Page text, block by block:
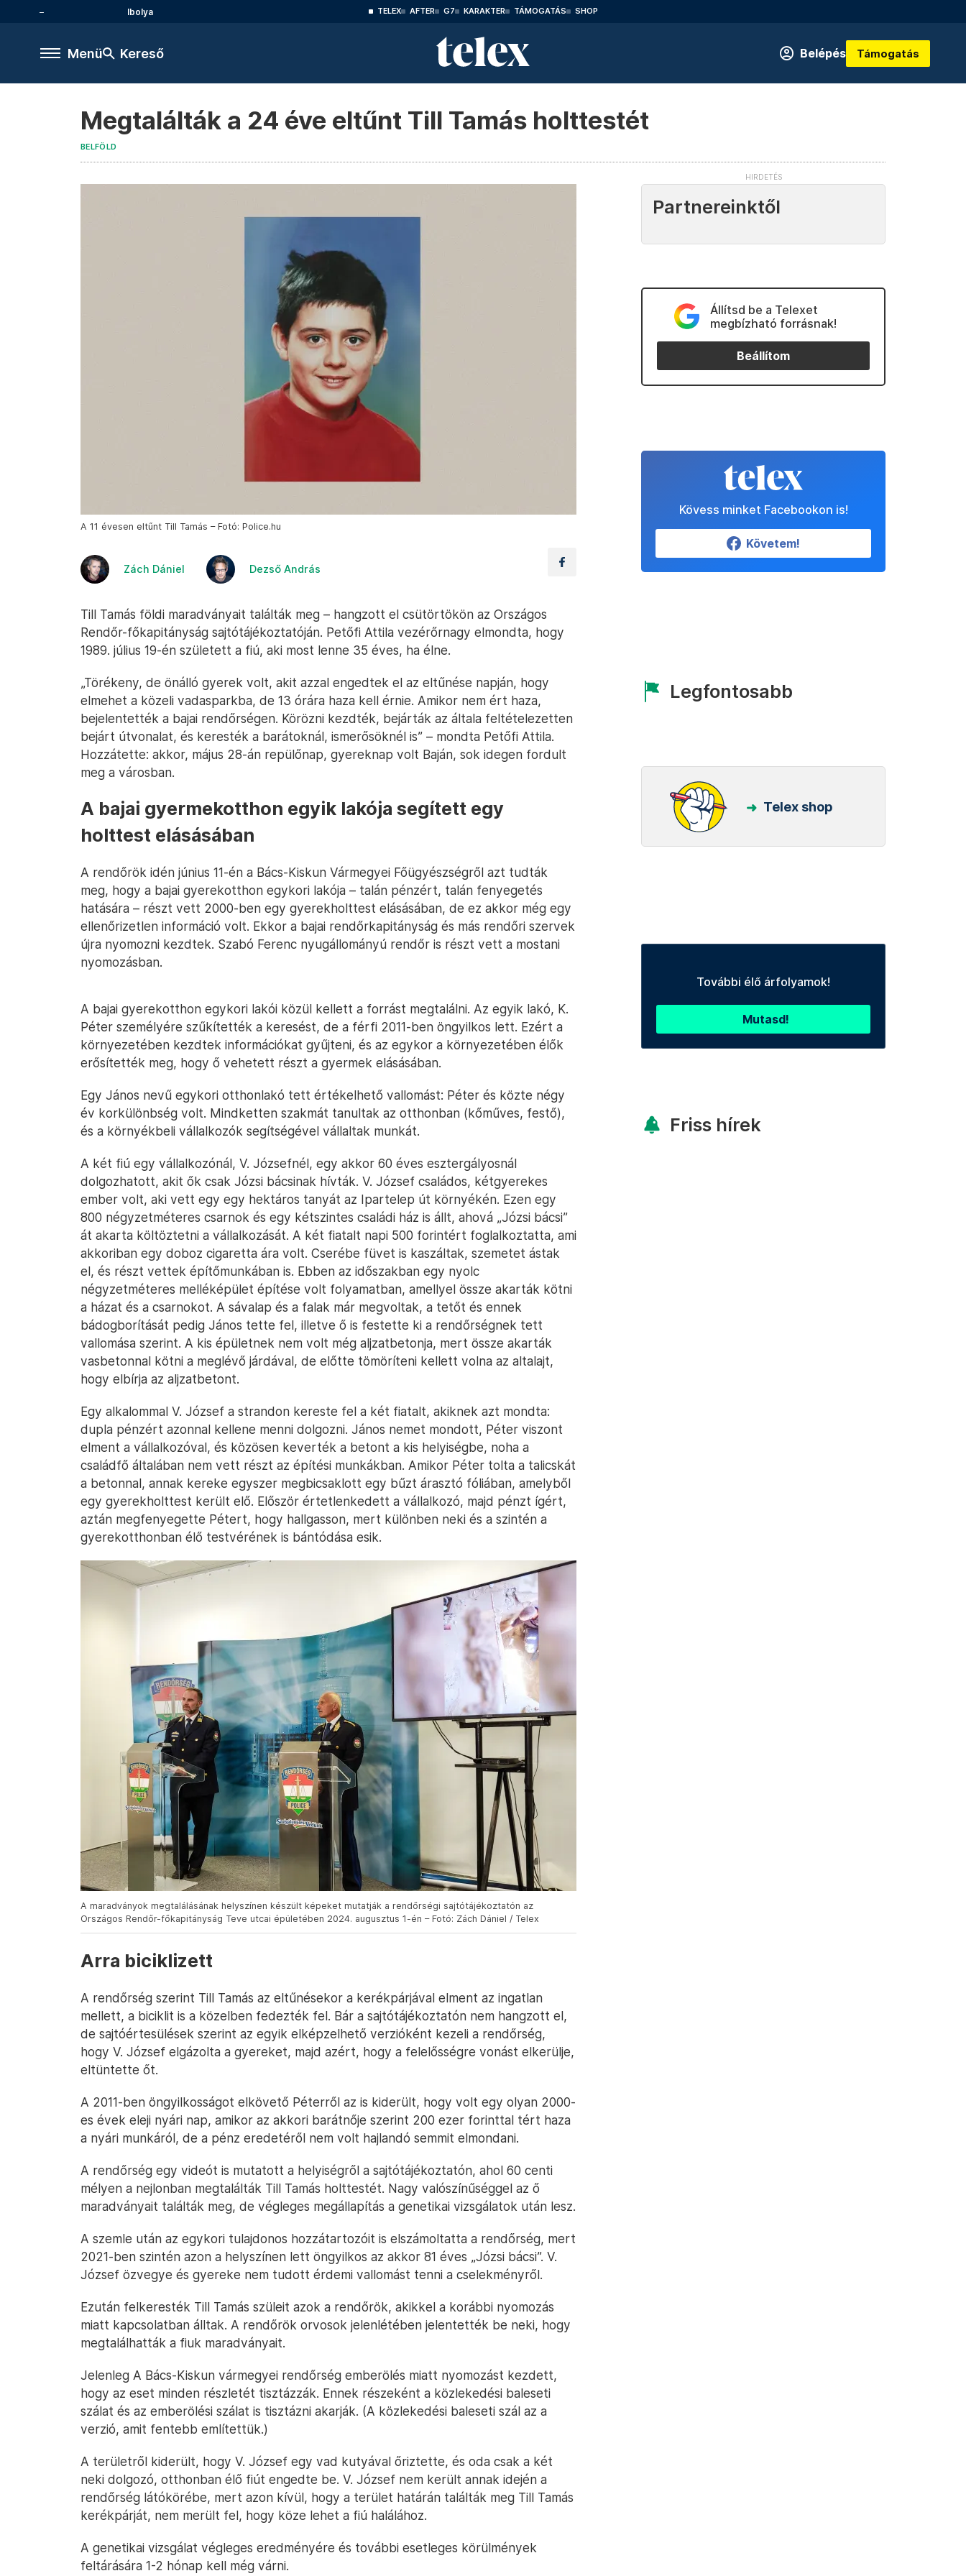
Ibolya TELEX AFTER G7 KARAKTER TÁMOGATÁS SHOP
Menü Kereső Belépés Támogatás
Megtalálták a 24 éve eltűnt Till Tamás holttestét
BELFÖLD
A 11 évesen eltűnt Till Tamás – Fotó: Police.hu
Zách Dániel Dezső András
Till Tamás földi maradványait találták meg – hangzott el csütörtökön az Országos
Rendőr-főkapitányság sajtótájékoztatóján. Petőfi Attila vezérőrnagy elmondta, hogy
1989. július 19-én született a fiú, aki most lenne 35 éves, ha élne.
„Törékeny, de önálló gyerek volt, akit azzal engedtek el az eltűnése napján, hogy
elmehet a közeli vadasparkba, de 13 órára haza kell érnie. Amikor nem ért haza,
bejelentették a bajai rendőrségen. Körözni kezdték, bejárták az általa feltételezetten
bejárt útvonalat, és keresték a barátoknál, ismerősöknél is” – mondta Petőfi Attila.
Hozzátette: akkor, május 28-án repülőnap, gyereknap volt Baján, sok idegen fordult
meg a városban.
A bajai gyermekotthon egyik lakója segített egy
holttest elásásában
A rendőrök idén június 11-én a Bács-Kiskun Vármegyei Főügyészségről azt tudták
meg, hogy a bajai gyerekotthon egykori lakója – talán pénzért, talán fenyegetés
hatására – részt vett 2000-ben egy gyerekholttest elásásában, de ez akkor még egy
ellenőrizetlen információ volt. Ekkor a bajai rendőrkapitányság és más rendőri szervek
újra nyomozni kezdtek. Szabó Ferenc nyugállományú rendőr is részt vett a mostani
nyomozásban.
A bajai gyerekotthon egykori lakói közül kellett a forrást megtalálni. Az egyik lakó, K.
Péter személyére szűkítették a keresést, de a férfi 2011-ben öngyilkos lett. Ezért a
környezetében kezdtek információkat gyűjteni, és az egykor a környezetében élők
erősítették meg, hogy ő vehetett részt a gyermek elásásában.
Egy János nevű egykori otthonlakó tett értékelhető vallomást: Péter és közte négy
év korkülönbség volt. Mindketten szakmát tanultak az otthonban (kőműves, festő),
és a környékbeli vállalkozók segítségével vállaltak munkát.
A két fiú egy vállalkozónál, V. Józsefnél, egy akkor 60 éves esztergályosnál
dolgozhatott, akit ők csak Józsi bácsinak hívták. V. József családos, kétgyerekes
ember volt, aki vett egy egy hektáros tanyát az Ipartelep út környékén. Ezen egy
800 négyzetméteres csarnok és egy kétszintes családi ház is állt, ahová „Józsi bácsi”
át akarta költöztetni a vállalkozását. A két fiatalt napi 500 forintért foglalkoztatta, ami
akkoriban egy doboz cigaretta ára volt. Cserébe füvet is kaszáltak, szemetet ástak
el, és részt vettek építőmunkában is. Ebben az időszakban egy nyolc
négyzetméteres melléképület építése volt folyamatban, amellyel össze akarták kötni
a házat és a csarnokot. A sávalap és a falak már megvoltak, a tetőt és ennek
bádogborítását pedig János tette fel, illetve ő is festette ki a rendőrségnek tett
vallomása szerint. A kis épületnek nem volt még aljzatbetonja, mert össze akarták
vasbetonnal kötni a meglévő járdával, de előtte tömöríteni kellett volna az altalajt,
hogy elbírja az aljzatbetont.
Egy alkalommal V. József a strandon kereste fel a két fiatalt, akiknek azt mondta:
dupla pénzért azonnal kellene menni dolgozni. János nemet mondott, Péter viszont
elment a vállalkozóval, és közösen keverték a betont a kis helyiségbe, noha a
családfő általában nem vett részt az építési munkákban. Amikor Péter tolta a talicskát
a betonnal, annak kereke egyszer megbicsaklott egy bűzt árasztó fóliában, amelyből
egy gyerekholttest került elő. Először értetlenkedett a vállalkozó, majd pénzt ígért,
aztán megfenyegette Pétert, hogy hallgasson, mert különben neki és a szintén a
gyerekotthonban élő testvérének is bántódása esik.
A maradványok megtalálásának helyszínen készült képeket mutatják a rendőrségi sajtótájékoztatón az
Országos Rendőr-főkapitányság Teve utcai épületében 2024. augusztus 1-én – Fotó: Zách Dániel / Telex
Arra biciklizett
A rendőrség szerint Till Tamás az eltűnésekor a kerékpárjával elment az ingatlan
mellett, a biciklit is a közelben fedezték fel. Bár a sajtótájékoztatón nem hangzott el,
de sajtóértesülések szerint az egyik elképzelhető verzióként kezeli a rendőrség,
hogy V. József elgázolta a gyereket, majd azért, hogy a felelősségre vonást elkerülje,
eltüntette őt.
A 2011-ben öngyilkosságot elkövető Péterről az is kiderült, hogy volt egy olyan 2000-
es évek eleji nyári nap, amikor az akkori barátnője szerint 200 ezer forinttal tért haza
a nyári munkáról, de a pénz eredetéről nem volt hajlandó semmit elmondani.
A rendőrség egy videót is mutatott a helyiségről a sajtótájékoztatón, ahol 60 centi
mélyen a nejlonban megtalálták Till Tamás holttestét. Nagy valószínűséggel az ő
maradványait találták meg, de végleges megállapítás a genetikai vizsgálatok után lesz.
A szemle után az egykori tulajdonos hozzátartozóit is elszámoltatta a rendőrség, mert
2021-ben szintén azon a helyszínen lett öngyilkos az akkor 81 éves „Józsi bácsi”. V.
József özvegye és gyereke nem tudott érdemi vallomást tenni a cselekményről.
Ezután felkeresték Till Tamás szüleit azok a rendőrök, akikkel a korábbi nyomozás
miatt kapcsolatban álltak. A rendőrök orvosok jelenlétében jelentették be neki, hogy
megtalálhatták a fiuk maradványait.
Jelenleg A Bács-Kiskun vármegyei rendőrség emberölés miatt nyomozást kezdett,
hogy az eset minden részletét tisztázzák. Ennek részeként a közlekedési baleseti
szálat és az emberölési szálat is tisztázni akarják. (A közlekedési baleseti szál az a
verzió, amit fentebb említettük.)
A területről kiderült, hogy V. József egy vad kutyával őriztette, és oda csak a két
neki dolgozó, otthonban élő fiút engedte be. V. József nem került annak idején a
rendőrség látókörébe, mert azon kívül, hogy a terület határán találták meg Till Tamás
kerékpárját, nem merült fel, hogy köze lehet a fiú halálához.
A genetikai vizsgálat végleges eredményére és további esetleges körülmények
feltárására 1-2 hónap kell még várni.
Partnereinktől
Állítsd be a Telexet
megbízható forrásnak!
Beállítom
Kövess minket Facebookon is!
Követem!
Legfontosabb
Telex shop
További élő árfolyamok!
Mutasd!
Friss hírek